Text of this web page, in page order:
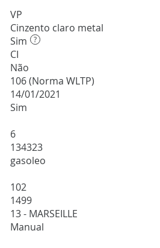
VP
Cinzento claro metal
Sim ?
CI
Não
106 (Norma WLTP)
14/01/2021
Sim
6
134323
gasoleo
102
1499
13 - MARSEILLE
Manual